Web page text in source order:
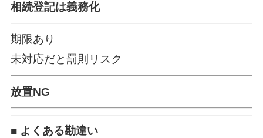
相続登記は義務化
期限あり
未対応だと罰則リスク
放置NG
■ よくある勘違い